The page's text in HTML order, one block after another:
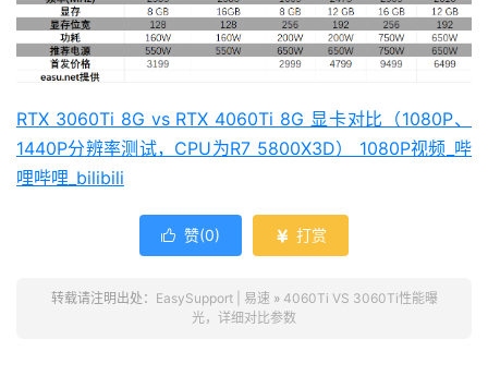
RTX 3060Ti 8G vs RTX 4060Ti 8G 显卡对比（1080P、
1440P分辨率测试，CPU为R7 5800X3D） 1080P视频_哔
哩哔哩_bilibili
 赞(0)  打赏
转载请注明出处： EasySupport | 易速 » 4060Ti VS 3060Ti性能曝
光，详细对比参数